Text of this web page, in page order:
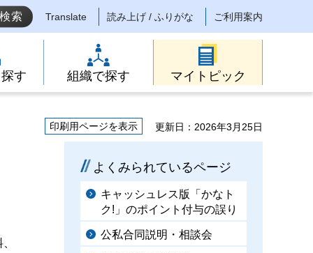
Translate 読み上げ / ふりがな ご利用案内
す 組織で探す マイトピック
印刷用ページを表示
更新日：2026年3月25日
よくみられているページ
キャッシュレス版「かなト
ク!」のポイント付与の誤り
公私合同説明・相談会